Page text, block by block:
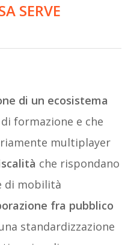
SERVE
di un ecosistema
formazione e che
multiplayer
che rispondano
di mobilità
fra pubblico
standardizzazione